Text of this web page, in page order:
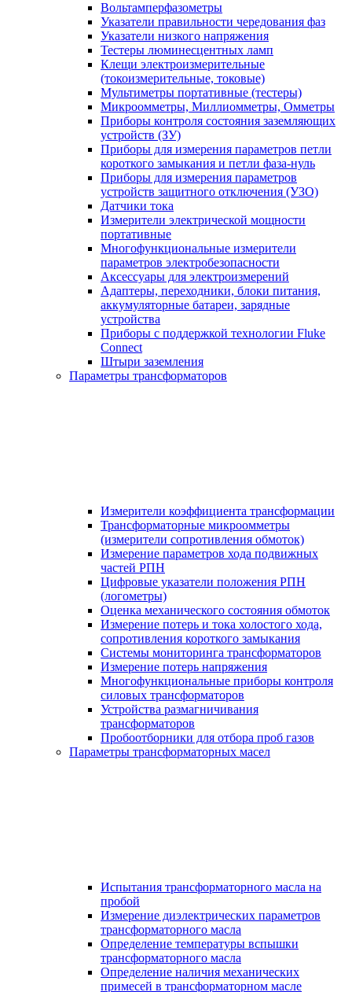
Вольтамперфазометры
Указатели правильности чередования фаз
Указатели низкого напряжения
Тестеры люминесцентных ламп
Клещи электроизмерительные
(токоизмерительные, токовые)
Мультиметры портативные (тестеры)
Микроомметры, Миллиомметры, Омметры
Приборы контроля состояния заземляющих
устройств (ЗУ)
Приборы для измерения параметров петли
короткого замыкания и петли фаза-нуль
Приборы для измерения параметров
устройств защитного отключения (УЗО)
Датчики тока
Измерители электрической мощности
портативные
Многофункциональные измерители
параметров электробезопасности
Аксессуары для электроизмерений
Адаптеры, переходники, блоки питания,
аккумуляторные батареи, зарядные
устройства
Приборы с поддержкой технологии Fluke
Connect
Штыри заземления
Параметры трансформаторов
Измерители коэффициента трансформации
Трансформаторные микроомметры
(измерители сопротивления обмоток)
Измерение параметров хода подвижных
частей РПН
Цифровые указатели положения РПН
(логометры)
Оценка механического состояния обмоток
Измерение потерь и тока холостого хода,
сопротивления короткого замыкания
Системы мониторинга трансформаторов
Измерение потерь напряжения
Многофункциональные приборы контроля
силовых трансформаторов
Устройства размагничивания
трансформаторов
Пробоотборники для отбора проб газов
Параметры трансформаторных масел
Испытания трансформаторного масла на
пробой
Измерение диэлектрических параметров
трансформаторного масла
Определение температуры вспышки
трансформаторного масла
Определение наличия механических
примесей в трансформаторном масле